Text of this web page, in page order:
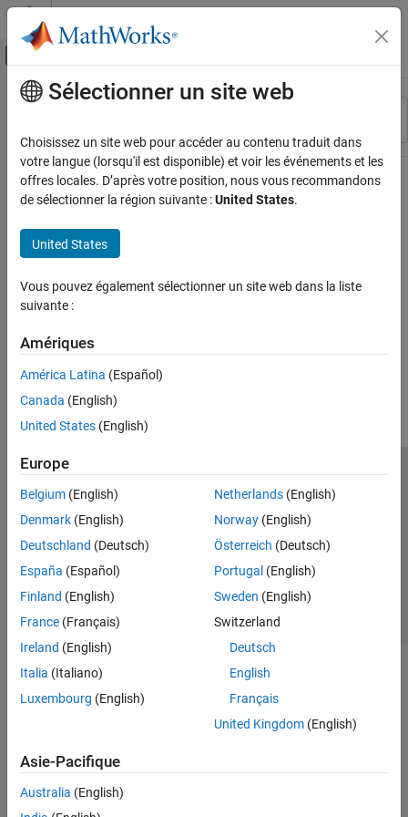
Passer au contenu
Activer/désactiver l'affichage du menu
Ressource
Contenu principal
Sélectionner un site web
Choisissez un site web pour accéder au contenu traduit dans
votre langue (lorsqu'il est disponible) et voir les événements et les
offres locales. D’après votre position, nous vous recommandons
de sélectionner la région suivante :United States.
United States
Vous pouvez également sélectionner un site web dans la liste
suivante :
Amériques
América Latina (Español)
Canada (English)
United States (English)
Europe
Belgium (English)
Denmark (English)
Deutschland (Deutsch)
España (Español)
Finland (English)
France (Français)
Ireland (English)
Italia (Italiano)
Luxembourg (English)
Netherlands(English)
Norway(English)
Österreich (Deutsch)
Portugal (English)
Sweden (English)
Switzerland
Deutsch
English
Français
United Kingdom(English)
Asie-Pacifique
Australia (English)
Lutte anti-piratage
Contacts locaux
© 1994-2026 The MathWorks, Inc.